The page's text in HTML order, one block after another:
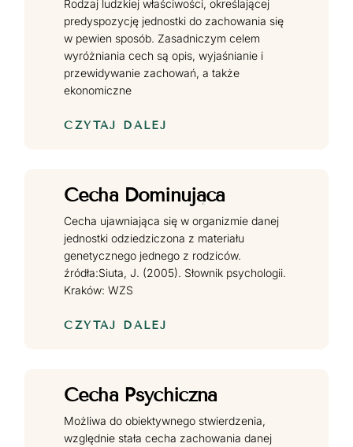
Rodzaj ludzkiej właściwości, określającej
predyspozycję jednostki do zachowania się
w pewien sposób. Zasadniczym celem
wyróżniania cech są opis, wyjaśnianie i
przewidywanie zachowań, a także
ekonomiczne
CZYTAJ DALEJ
Cecha Dominująca
Cecha ujawniająca się w organizmie danej
jednostki odziedziczona z materiału
genetycznego jednego z rodziców.
źródła:Siuta, J. (2005). Słownik psychologii.
Kraków: WZS
CZYTAJ DALEJ
Cecha Psychiczna
Możliwa do obiektywnego stwierdzenia,
względnie stała cecha zachowania danej